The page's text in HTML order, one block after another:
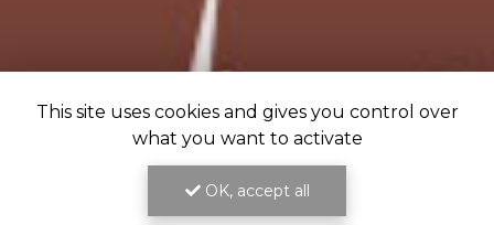
This site uses cookies and gives you control over
what you want to activate
OK, accept all